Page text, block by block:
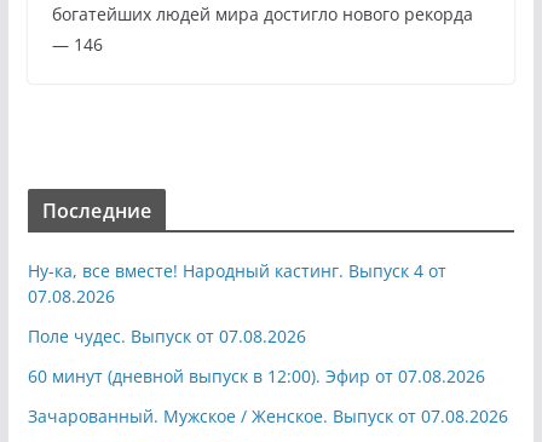
богатейших людей мира достигло нового рекорда
— 146
Последние
Ну-ка, все вместе! Народный кастинг. Выпуск 4 от
07.08.2026
Поле чудес. Выпуск от 07.08.2026
60 минут (дневной выпуск в 12:00). Эфир от 07.08.2026
Зачарованный. Мужское / Женское. Выпуск от 07.08.2026